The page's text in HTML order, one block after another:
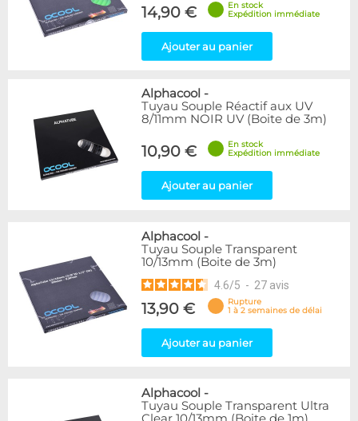
14,90 €
En stock
Expédition immédiate
Ajouter au panier
Alphacool -
Tuyau Souple Réactif aux UV
8/11mm NOIR UV (Boite de 3m)
10,90 €
En stock
Expédition immédiate
Ajouter au panier
Alphacool -
Tuyau Souple Transparent
10/13mm (Boite de 3m)
4.6/5 - 27 avis
13,90 €
Rupture
1 à 2 semaines de délai
Ajouter au panier
Alphacool -
Tuyau Souple Transparent Ultra